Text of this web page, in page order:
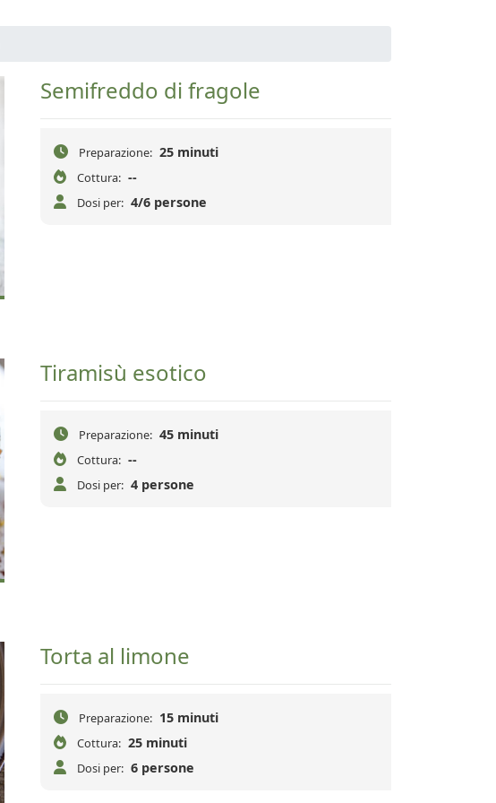
Semifreddo di fragole
Preparazione: 25 minuti
Cottura: --
Dosi per: 4/6 persone
Tiramisù esotico
Preparazione: 45 minuti
Cottura: --
Dosi per: 4 persone
Torta al limone
Preparazione: 15 minuti
Cottura: 25 minuti
Dosi per: 6 persone